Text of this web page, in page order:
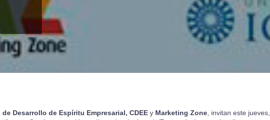
de Desarrollo de Espíritu Empresarial, CDEEy Marketing Zone, invitan este jueves,